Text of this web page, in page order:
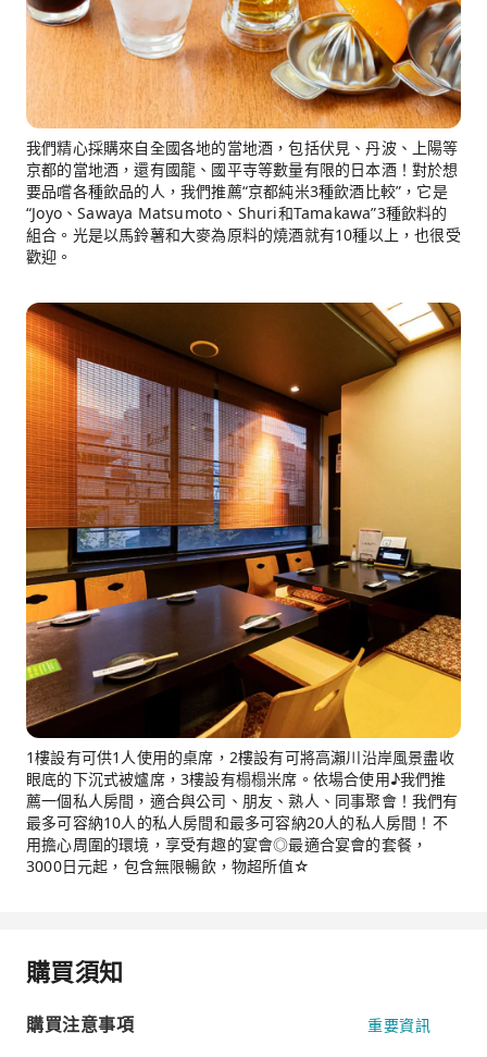
我們精心採購來自全國各地的當地酒，包括伏見、丹波、上陽等
京都的當地酒，還有國龍、國平寺等數量有限的日本酒！對於想
要品嚐各種飲品的人，我們推薦“京都純米3種飲酒比較”，它是
“Joyo、Sawaya Matsumoto、Shuri和Tamakawa”3種飲料的
組合。光是以馬鈴薯和大麥為原料的燒酒就有10種以上，也很受
歡迎。
1樓設有可供1人使用的桌席，2樓設有可將高瀨川沿岸風景盡收
眼底的下沉式被爐席，3樓設有榻榻米席。依場合使用♪我們推
薦一個私人房間，適合與公司、朋友、熟人、同事聚會！我們有
最多可容納10人的私人房間和最多可容納20人的私人房間！不
用擔心周圍的環境，享受有趣的宴會◎最適合宴會的套餐，
3000日元起，包含無限暢飲，物超所值☆
購買須知
購買注意事項 重要資訊